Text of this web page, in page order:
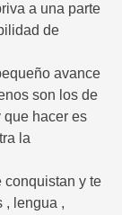
a una parte
de
avance
son los de
que hacer es
la
conquistan y te
, lengua ,